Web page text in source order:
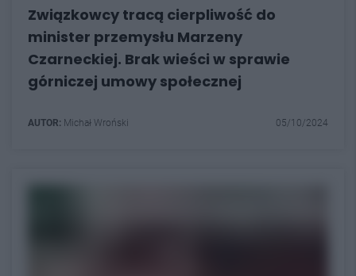
Związkowcy tracą cierpliwość do
minister przemysłu Marzeny
Czarneckiej. Brak wieści w sprawie
górniczej umowy społecznej
AUTOR: Michał Wroński 05/10/2024